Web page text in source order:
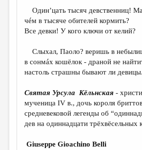
КОНКУРСЫ
КНИЖНАЯ ПОЛКА
ОБЗОР ЛИТЕРАТУРЫ
СТРАНИЦЫ ПАМЯТИ
ОБЪЯВЛЕНИЯ
КОЛОНКА РЕДАКТОРА
РЕДКОЛЛЕГИЯ
Один’цать тысяч девственниц!
чéм в тысяче обителей кормить?
Все девки! У кого ключи от келий?
Слыхал, Паоло? веришь в
в сонмáх кошёлок - драной не
настоль страшны бывают ли девицы.
Святая Урсула Кёльнская -
мученица IV в., дочь короля
средневековой легенды об
дев на одиннадцати трёхвёсельных
Giuseppe Gioachino Belli